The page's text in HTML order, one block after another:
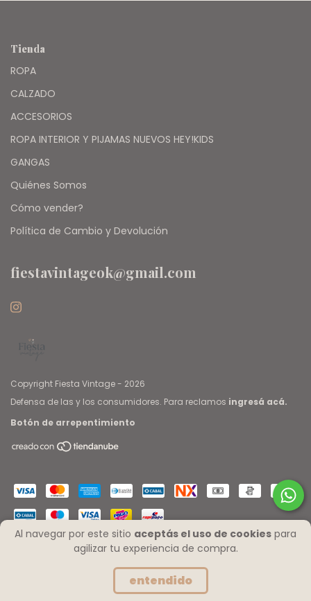
Al navegar por este sitio aceptás el uso de cookies para
agilizar tu experiencia de compra.
entendido
Tienda
ROPA
CALZADO
ACCESORIOS
ROPA INTERIOR Y PIJAMAS NUEVOS HEY!KIDS
GANGAS
Quiénes Somos
Cómo vender?
Política de Cambio y Devolución
fiestavintageok@gmail.com
Copyright Fiesta Vintage - 2026
Defensa de las y los consumidores. Para reclamos ingresá acá.
Botón de arrepentimiento